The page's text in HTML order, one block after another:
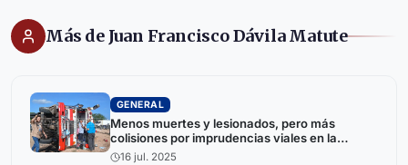
Más de Juan Francisco Dávila Matute
GENERAL
Menos muertes y lesionados, pero más
colisiones por imprudencias viales en la
reciente semana
16 jul. 2025